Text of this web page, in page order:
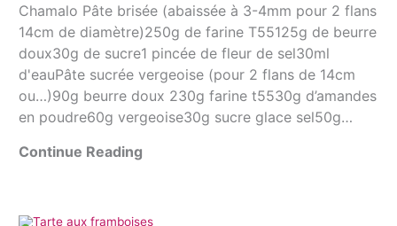
Chamalo Pâte brisée (abaissée à 3-4mm pour 2 flans
14cm de diamètre)250g de farine T55125g de beurre
doux30g de sucre1 pincée de fleur de sel30ml
d'eauPâte sucrée vergeoise (pour 2 flans de 14cm
ou…)90g beurre doux 230g farine t5530g d’amandes
en poudre60g vergeoise30g sucre glace sel50g…
Continue Reading